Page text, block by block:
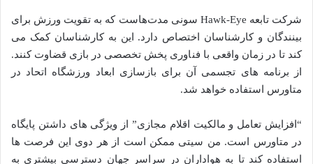
شرکت تابعه Hawk-Eye سونی مدت‌هاست که به تقویت ورزش برای
بینندگان و کارشناسان اختصاص دارد. این به کارشناسان کمک می
کند تا در زمان واقعی با فناوری پخش تخصصی در بازی قضاوت کنند.
از برنامه های تجسمی آن برای بازسازی ابعاد ورزشگاه اتحاد در
متاورس استفاده خواهد شد.
“افزایش تعامل و مالکیت اقلام مجازی” از ویژگی های داشتن پایگاه
در متاورس است. من سیتی ممکن است از هر دوی این فرصت ها
استفاده کند تا به هواداران در سراسر جهان دسترسی بیشتری به